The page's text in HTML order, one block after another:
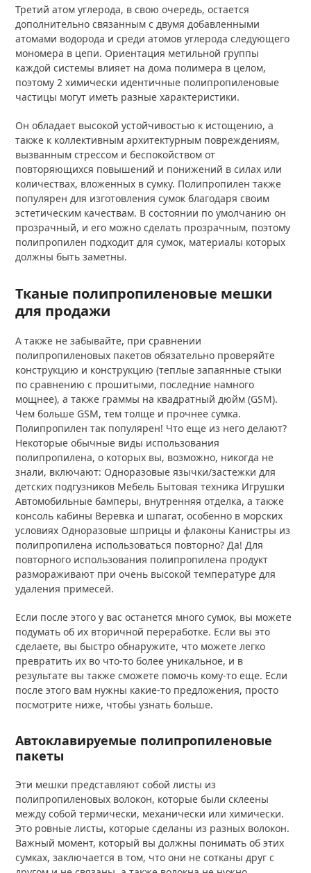
Третий атом углерода, в свою очередь, остается
дополнительно связанным с двумя добавленными
атомами водорода и среди атомов углерода следующего
мономера в цепи. Ориентация метильной группы
каждой системы влияет на дома полимера в целом,
поэтому 2 химически идентичные полипропиленовые
частицы могут иметь разные характеристики.
Он обладает высокой устойчивостью к истощению, а
также к коллективным архитектурным повреждениям,
вызванным стрессом и беспокойством от
повторяющихся повышений и понижений в силах или
количествах, вложенных в сумку. Полипропилен также
популярен для изготовления сумок благодаря своим
эстетическим качествам. В состоянии по умолчанию он
прозрачный, и его можно сделать прозрачным, поэтому
полипропилен подходит для сумок, материалы которых
должны быть заметны.
Тканые полипропиленовые мешки
для продажи
А также не забывайте, при сравнении
полипропиленовых пакетов обязательно проверяйте
конструкцию и конструкцию (теплые запаянные стыки
по сравнению с прошитыми, последние намного
мощнее), а также граммы на квадратный дюйм (GSM).
Чем больше GSM, тем толще и прочнее сумка.
Полипропилен так популярен! Что еще из него делают?
Некоторые обычные виды использования
полипропилена, о которых вы, возможно, никогда не
знали, включают: Одноразовые язычки/застежки для
детских подгузников Мебель Бытовая техника Игрушки
Автомобильные бамперы, внутренняя отделка, а также
консоль кабины Веревка и шпагат, особенно в морских
условиях Одноразовые шприцы и флаконы Канистры из
полипропилена использоваться повторно? Да! Для
повторного использования полипропилена продукт
размораживают при очень высокой температуре для
удаления примесей.
Если после этого у вас останется много сумок, вы можете
подумать об их вторичной переработке. Если вы это
сделаете, вы быстро обнаружите, что можете легко
превратить их во что-то более уникальное, и в
результате вы также сможете помочь кому-то еще. Если
после этого вам нужны какие-то предложения, просто
посмотрите ниже, чтобы узнать больше.
Автоклавируемые полипропиленовые
пакеты
Эти мешки представляют собой листы из
полипропиленовых волокон, которые были склеены
между собой термически, механически или химически.
Это ровные листы, которые сделаны из разных волокон.
Важный момент, который вы должны понимать об этих
сумках, заключается в том, что они не сотканы друг с